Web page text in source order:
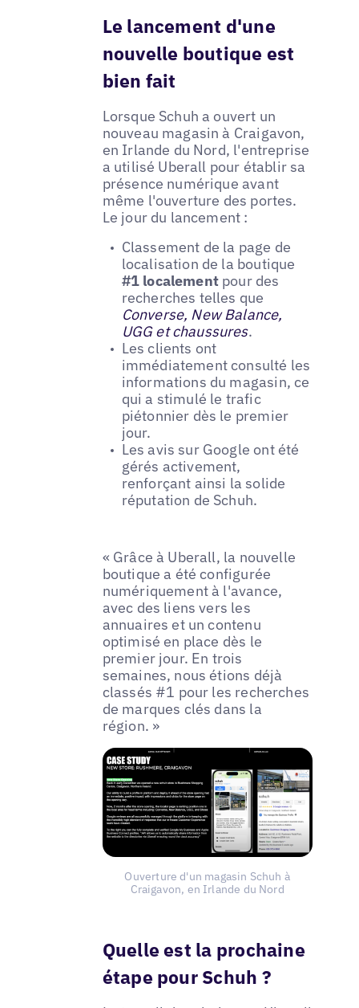
Le lancement d'une
nouvelle boutique est
bien fait
Lorsque Schuh a ouvert un
nouveau magasin à Craigavon,
en Irlande du Nord, l'entreprise
a utilisé Uberall pour établir sa
présence numérique avant
même l'ouverture des portes.
Le jour du lancement :
Classement de la page de
localisation de la boutique
#1 localementpour des
recherches telles que
Converse, New Balance,
UGG et chaussures.
Les clients ont
immédiatement consulté les
informations du magasin, ce
qui a stimulé le trafic
piétonnier dès le premier
jour.
Les avis sur Google ont été
gérés activement,
renforçant ainsi la solide
réputation de Schuh.
« Grâce à Uberall, la nouvelle
boutique a été configurée
numériquement à l'avance,
avec des liens vers les
annuaires et un contenu
optimisé en place dès le
premier jour. En trois
semaines, nous étions déjà
classés #1 pour les recherches
de marques clés dans la
région. »
Ouverture d'un magasin Schuh à
Craigavon, en Irlande du Nord
Quelle est la prochaine
étape pour Schuh ?